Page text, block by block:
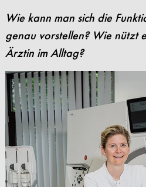
Wie kann man sich die
genau vorstellen? Wie nützt
Ärztin im Alltag?